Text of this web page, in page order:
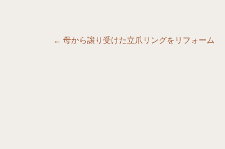
Post
navigation
← 母から譲り受けた立爪リングをリフォーム